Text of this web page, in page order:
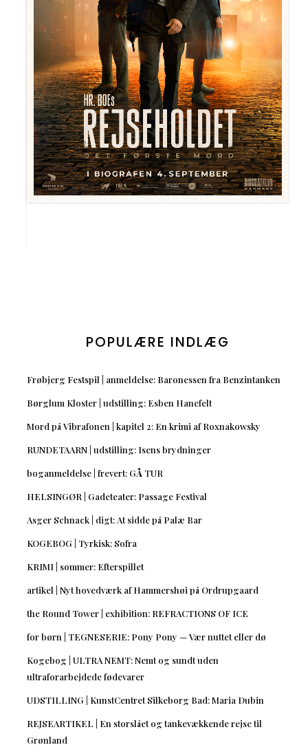
POPULÆRE INDLÆG
Frøbjerg Festspil | anmeldelse: Baronessen fra Benzintanken
Børglum Kloster | udstilling: Esben Hanefelt
Mord på Vibrafonen | kapitel 2: En krimi af Roxnakowsky
RUNDETAARN | udstilling: Isens brydninger
boganmeldelse | frevert: GÅ TUR
HELSINGØR | Gadeteater: Passage Festival
Asger Schnack | digt: At sidde på Palæ Bar
KOGEBOG | Tyrkisk: Sofra
KRIMI | sommer: Efterspillet
artikel | Nyt hovedværk af Hammershøi på Ordrupgaard
the Round Tower | exhibition: REFRACTIONS OF ICE
for børn | TEGNESERIE: Pony Pony — Vær nuttet eller dø
Kogebog | ULTRA NEMT: Nemt og sundt uden
ultraforarbejdede fødevarer
UDSTILLING | KunstCentret Silkeborg Bad: Maria Dubin
REJSEARTIKEL | En storslået og tankevækkende rejse til
Grønland